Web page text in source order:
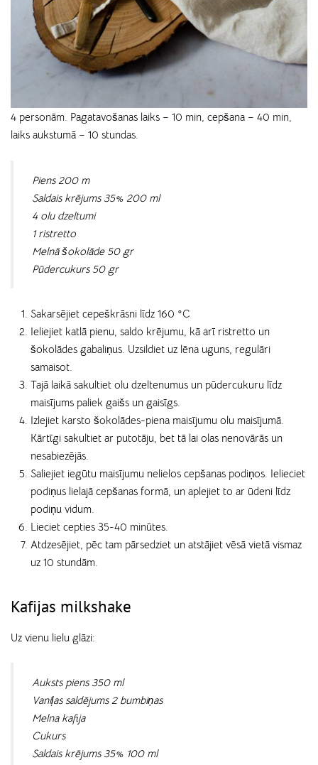
4 personām. Pagatavošanas laiks – 10 min, cepšana – 40 min,
laiks aukstumā – 10 stundas.
Piens 200 m
Saldais krējums 35% 200 ml
4 olu dzeltumi
1 ristretto
Melnā šokolāde 50 gr
Pūdercukurs 50 gr
Sakarsējiet cepeškrāsni līdz 160 °C
Ieliejiet katlā pienu, saldo krējumu, kā arī ristretto un
šokolādes gabaliņus. Uzsildiet uz lēna uguns, regulāri
samaisot.
Tajā laikā sakultiet olu dzeltenumus un pūdercukuru līdz
maisījums paliek gaišs un gaisīgs.
Izlejiet karsto šokolādes-piena maisījumu olu maisījumā.
Kārtīgi sakultiet ar putotāju, bet tā lai olas nenovārās un
nesabiezējās.
Saliejiet iegūtu maisījumu nelielos cepšanas podiņos. Ielieciet
podiņus lielajā cepšanas formā, un aplejiet to ar ūdeni līdz
podiņu vidum.
Lieciet cepties 35-40 minūtes.
Atdzesējiet, pēc tam pārsedziet un atstājiet vēsā vietā vismaz
uz 10 stundām.
Kafijas milkshake
Uz vienu lielu glāzi:
Auksts piens 350 ml
Vaniļas saldējums 2 bumbiņas
Melna kafija
Cukurs
Saldais krējums 35% 100 ml